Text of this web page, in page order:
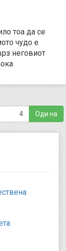
тоа да се
чудо е
неговиот